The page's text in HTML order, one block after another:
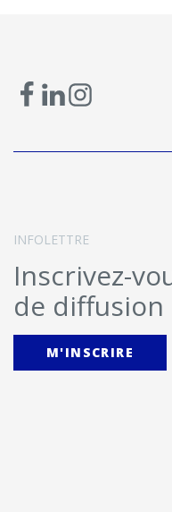
INFOLETTRE
Inscrivez-
de diffusion
M'INSCRIRE